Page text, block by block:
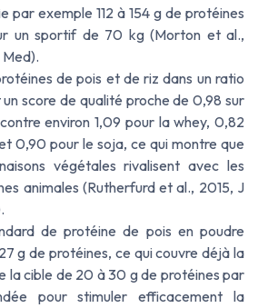
par exemple 112 à 154 g de protéines
un sportif de 70 kg (Morton et al.,
Med).
de pois et de riz dans un ratio
score de qualité proche de 0,98 sur
environ 1,09 pour la whey, 0,82
0,90 pour le soja, ce qui montre que
végétales rivalisent avec les
animales (Rutherfurd et al., 2015, J
de protéine de pois en poudre
g de protéines, ce qui couvre déjà la
la cible de 20 à 30 g de protéines par
pour stimuler efficacement la